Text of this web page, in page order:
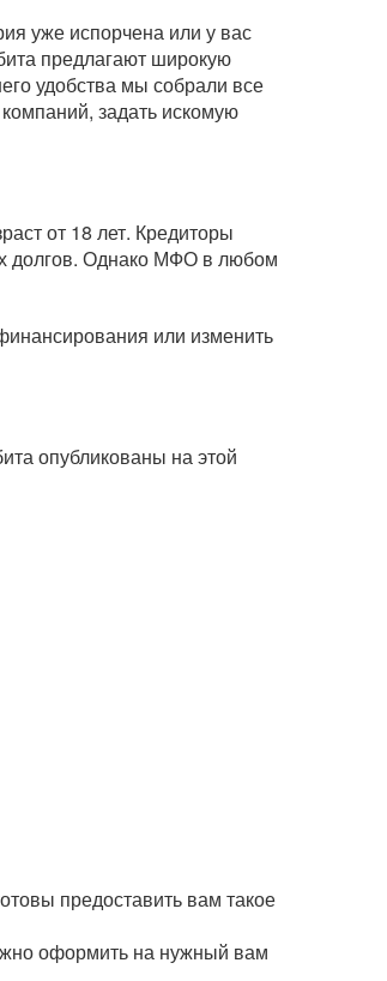
уже испорчена или у вас
предлагают широкую
удобства мы собрали все
задать искомую
от 18 лет. Кредиторы
долгов. Однако МФО в любом
или изменить
опубликованы на этой
предоставить вам такое
оформить на нужный вам